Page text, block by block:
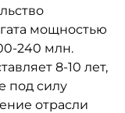
мощностью
240 млн.
8-10 лет,
под силу
отрасли